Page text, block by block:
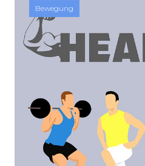
Bewegung